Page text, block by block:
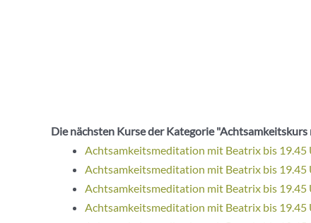
Die nächsten Kurse der Kategorie
Achtsamkeitsmeditation mit Beatrix bis 19.45
Achtsamkeitsmeditation mit Beatrix bis 19.45
Achtsamkeitsmeditation mit Beatrix bis 19.45
Achtsamkeitsmeditation mit Beatrix bis 19.45